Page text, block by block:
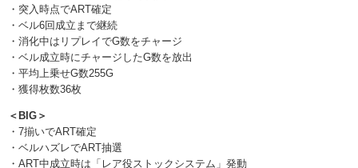
・突入時点でART確定
・ベル6回成立まで継続
・消化中はリプレイでG数をチャージ
・ベル成立時にチャージしたG数を放出
・平均上乗せG数255G
・獲得枚数36枚
＜BIG＞
・7揃いでART確定
・ベルハズレでART抽選
・ART中成立時は「レア役ストックシステム」発動